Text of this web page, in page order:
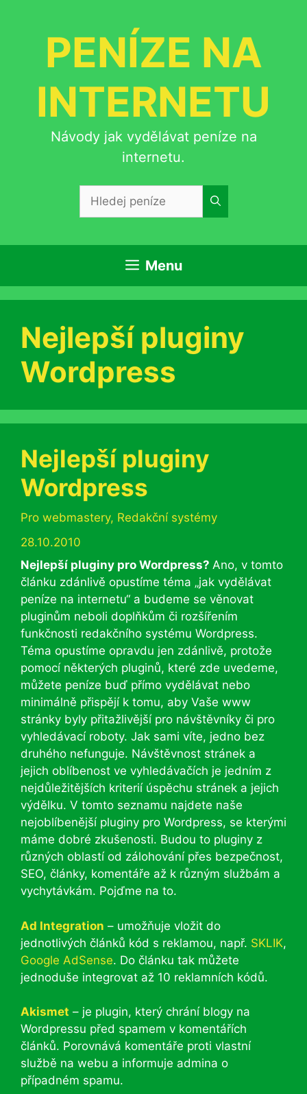
PENÍZE NA
INTERNETU
Návody jak vydělávat peníze na
internetu.
Menu
Nejlepší pluginy
Wordpress
Nejlepší pluginy
Wordpress
Rubriky
Pro webmastery, Redakční systémy
28.10.2010
Nejlepší pluginy pro Wordpress? Ano, v tomto
článku zdánlivě opustíme téma „jak vydělávat
peníze na internetu“ a budeme se věnovat
pluginům neboli doplňkům či rozšířením
funkčnosti redakčního systému Wordpress.
Téma opustíme opravdu jen zdánlivě, protože
pomocí některých pluginů, které zde uvedeme,
můžete peníze buď přímo vydělávat nebo
minimálně přispějí k tomu, aby Vaše www
stránky byly přitažlivější pro návštěvníky či pro
vyhledávací roboty. Jak sami víte, jedno bez
druhého nefunguje. Návštěvnost stránek a
jejich oblíbenost ve vyhledávačích je jedním z
nejdůležitějších kriterií úspěchu stránek a jejich
výdělku. V tomto seznamu najdete naše
nejoblíbenější pluginy pro Wordpress, se kterými
máme dobré zkušenosti. Budou to pluginy z
různých oblastí od zálohování přes bezpečnost,
SEO, články, komentáře až k různým službám a
vychytávkám. Pojďme na to.
Ad Integration – umožňuje vložit do
jednotlivých článků kód s reklamou, např. SKLIK,
Google AdSense. Do článku tak můžete
jednoduše integrovat až 10 reklamních kódů.
Akismet – je plugin, který chrání blogy na
Wordpressu před spamem v komentářích
článků. Porovnává komentáře proti vlastní
službě na webu a informuje admina o
případném spamu.